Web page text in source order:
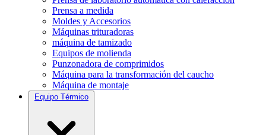
Prensa a medida
Moldes y Accesorios
Máquinas trituradoras
máquina de tamizado
Equipos de molienda
Punzonadora de comprimidos
Máquina para la transformación del caucho
Máquina de montaje
Equipo Térmico